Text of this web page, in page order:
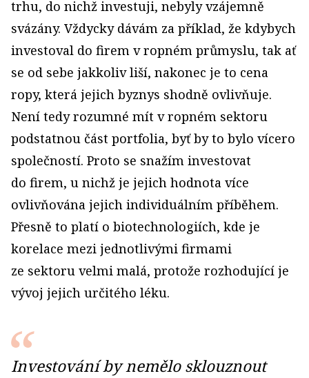
trhu, do nichž investuji, nebyly vzájemně
svázány. Vždycky dávám za příklad, že kdybych
investoval do firem v ropném průmyslu, tak ať
se od sebe jakkoliv liší, nakonec je to cena
ropy, která jejich byznys shodně ovlivňuje.
Není tedy rozumné mít v ropném sektoru
podstatnou část portfolia, byť by to bylo vícero
společností. Proto se snažím investovat
do firem, u nichž je jejich hodnota více
ovlivňována jejich individuálním příběhem.
Přesně to platí o biotechnologiích, kde je
korelace mezi jednotlivými firmami
ze sektoru velmi malá, protože rozhodující je
vývoj jejich určitého léku.
Investování by nemělo sklouznout